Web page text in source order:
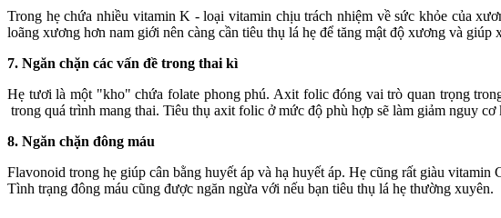
Trong hẹ chứa nhiều vitamin K - loại vitamin chịu trách nhiệm về sức khỏe của
loãng xương hơn nam giới nên càng cần tiêu thụ lá hẹ để tăng mật độ xương và giúp
7. Ngăn chặn các vấn đề trong thai kì
Hẹ tươi là một "kho" chứa folate phong phú. Axit folic đóng vai trò quan trọng
trong quá trình mang thai. Tiêu thụ axit folic ở mức độ phù hợp sẽ làm giảm nguy
8. Ngăn chặn đông máu
Flavonoid trong hẹ giúp cân bằng huyết áp và hạ huyết áp. Hẹ cũng rất giàu
Tình trạng đông máu cũng được ngăn ngừa với nếu bạn tiêu thụ lá hẹ thường xuyên.